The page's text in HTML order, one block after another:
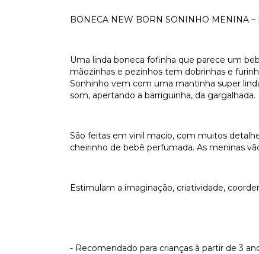
BONECA NEW BORN SONINHO MENINA –
Uma linda boneca fofinha que parece um
mãozinhas e pezinhos tem dobrinhas e
Sonhinho vem com uma mantinha super
som, apertando a barriguinha, da gargalhada.
São feitas em vinil macio, com muitos
cheirinho de bebê perfumada. As meninas
Estimulam a imaginação, criatividade,
- Recomendado para crianças à partir de 3